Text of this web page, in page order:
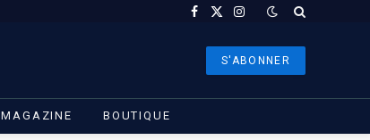
Facebook
X
Instagram
S'ABONNER
BOUTIQUE